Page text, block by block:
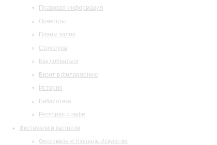
Правовая информация
Оркестры
Планы залов
Структура
Как добраться
Визит в филармонию
История
Библиотека
Ресторан и кафе
Фестивали и гастроли
Фестиваль «Площадь Искусств»